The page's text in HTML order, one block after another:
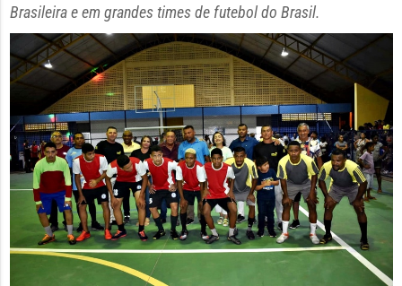
Brasileira e em grandes times de futebol do Brasil.